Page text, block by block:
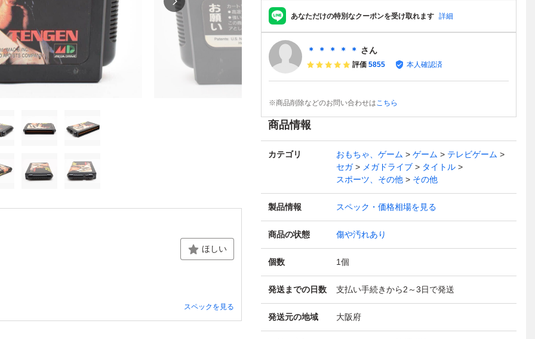
ほしい
スペックを見る
あなただけの特別なクーポンを受け取れます 詳細
＊ ＊ ＊ ＊ ＊ さん
評価 5855 本人確認済
※商品削除などのお問い合わせはこちら
商品情報
カテゴリ おもちゃ、ゲーム ゲーム
テレビゲーム
セガ
メガドライブ
タイトル
スポーツ、その他
その他
製品情報 スペック・価格相場を見る
商品の状態 傷や汚れあり
個数 1個
発送までの日数 支払い手続きから2～3日で発送
発送元の地域 大阪府